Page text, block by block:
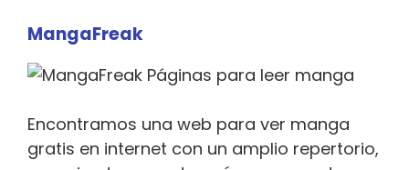
MangaFreak
Encontramos una web para ver manga
gratis en internet con un amplio repertorio,